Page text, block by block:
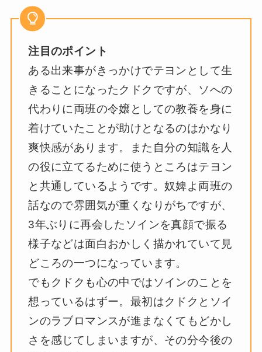
注目のポイント
ある出来事がきっかけでテヨンとして生
きることになったクドクですが、ソへの
代わりに両班の令嬢としての教養を身に
着けていたことが助けとなるのはかなり
爽快感があります。また自分の知識を人
の役に立てるために使うところはテヨン
と共通しているようです。奴婢よ両班の
話なので雰囲気が重くなりがちですが、
3年ぶりに再会したソインを真顔で振る
様子などは面白おかしく描かれていて見
どころの一つになっています。
でもクドクも心の中ではソインのことを
想っているはずー。最初はクドクとソイ
ンのラブロマンスが進まなくてもどかし
さを感じてしまいますが、その分今後の